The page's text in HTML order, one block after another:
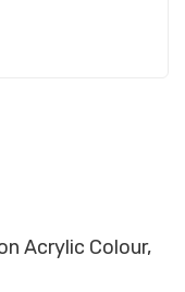
Acrylic Colour,